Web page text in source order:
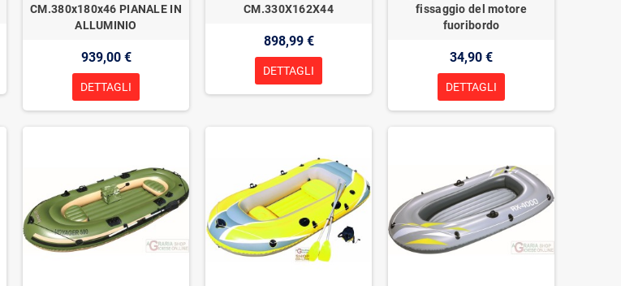
CM.380x180x46 PIANALE IN
ALLUMINIO
939,00 €
DETTAGLI
CM.330X162X44
898,99 €
DETTAGLI
fissaggio del motore
fuoribordo
34,90 €
DETTAGLI